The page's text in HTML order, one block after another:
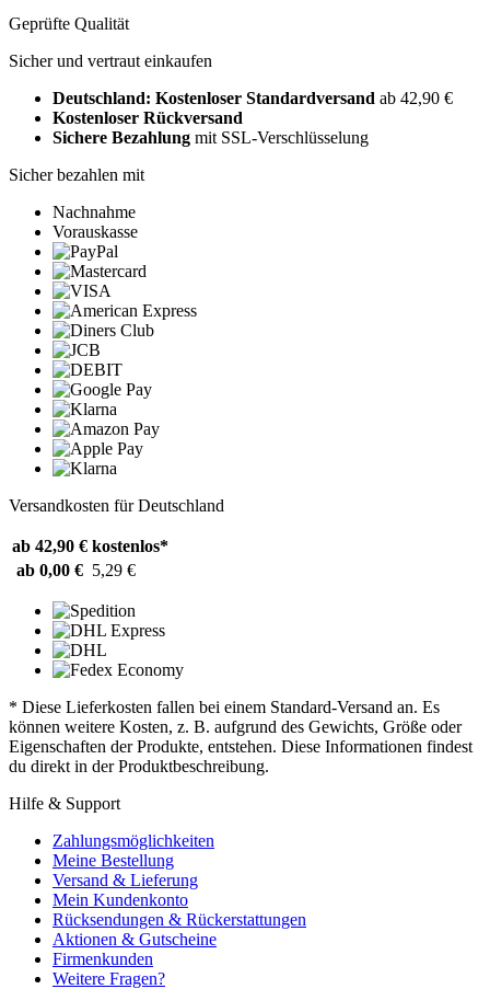
Geprüfte Qualität
Sicher und vertraut einkaufen
Deutschland: Kostenloser Standardversand ab 42,90 €
Kostenloser Rückversand
Sichere Bezahlung mit SSL-Verschlüsselung
Sicher bezahlen mit
Nachnahme
Vorauskasse
Versandkosten für Deutschland
ab 42,90 € kostenlos*
ab 0,00 € 5,29 €
* Diese Lieferkosten fallen bei einem Standard-Versand an. Es
können weitere Kosten, z. B. aufgrund des Gewichts, Größe oder
Eigenschaften der Produkte, entstehen. Diese Informationen findest
du direkt in der Produktbeschreibung.
Hilfe & Support
Zahlungsmöglichkeiten
Meine Bestellung
Versand & Lieferung
Mein Kundenkonto
Rücksendungen & Rückerstattungen
Aktionen & Gutscheine
Firmenkunden
Weitere Fragen?